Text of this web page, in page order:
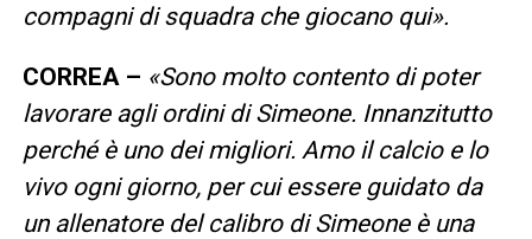
compagni di squadra che giocano qui».
CORREA – «Sono molto contento di poter
lavorare agli ordini di Simeone. Innanzitutto
perché è uno dei migliori. Amo il calcio e lo
vivo ogni giorno, per cui essere guidato da
un allenatore del calibro di Simeone è una